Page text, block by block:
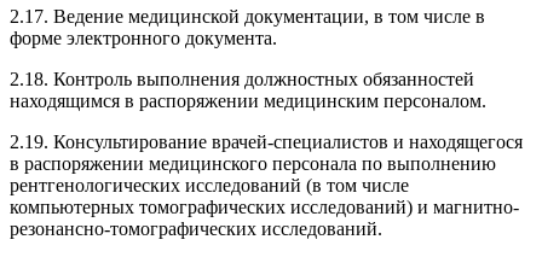
2.17. Ведение медицинской документации, в том числе в
форме электронного документа.
2.18. Контроль выполнения должностных обязанностей
находящимся в распоряжении медицинским персоналом.
2.19. Консультирование врачей-специалистов и находящегося
в распоряжении медицинского персонала по выполнению
рентгенологических исследований (в том числе
компьютерных томографических исследований) и магнитно-
резонансно-томографических исследований.